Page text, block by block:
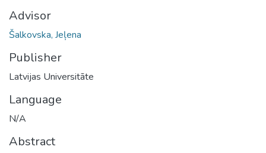
Advisor
Šalkovska, Jeļena
Publisher
Latvijas Universitāte
Language
N/A
Abstract